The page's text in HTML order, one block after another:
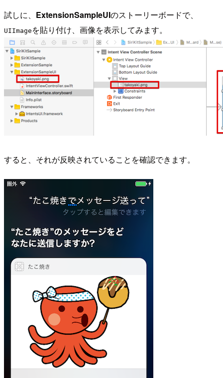
試しに、 ExtensionSampleUIのストーリーボードで、
UIImage を貼り付け、画像を表示してみます。
すると、それが反映されていることを確認できます。